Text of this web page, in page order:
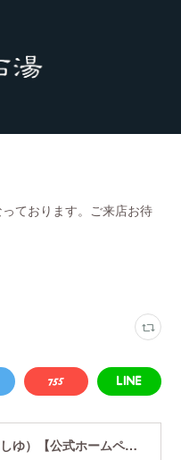
ております。ご来店お待
鏡石湯（かがみいしゆ）【公式ホームページ】